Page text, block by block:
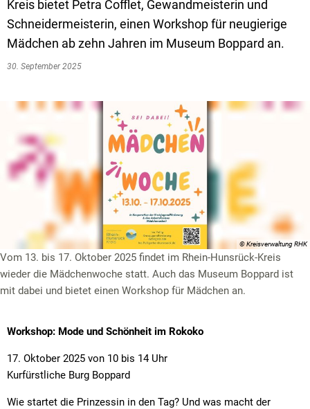
Livestream Sitzungen auf Youtube
Baugrundstücke
Gewerbe-Anmeldung/Ummeldung/
Gewerberegisterauskunft
Grundsteuerreform
Haushaltsplan
Satzungen und Richtlinien
Schutzhütten
Kreis bietet Petra Cofflet, Gewandmeisterin und
Schneidermeisterin, einen Workshop für neugierige
Mädchen ab zehn Jahren im Museum Boppard an.
30. September 2025
© Kreisverwaltung RHK
Vom 13. bis 17. Oktober 2025 findet im Rhein-Hunsrück-Kreis
wieder die Mädchenwoche statt. Auch das Museum Boppard ist
mit dabei und bietet einen Workshop für Mädchen an.
Workshop: Mode und Schönheit im Rokoko
17. Oktober 2025 von 10 bis 14 Uhr
Kurfürstliche Burg Boppard
Wie startet die Prinzessin in den Tag? Und was macht der